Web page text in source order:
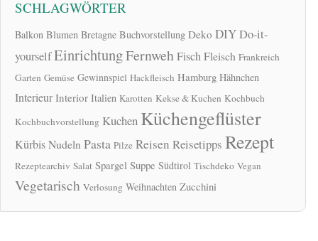
SCHLAGWÖRTER
Balkon Blumen Bretagne Buchvorstellung Deko DIYDo-it-
yourselfEinrichtungFernwehFischFleisch Frankreich
Garten Gemüse Gewinnspiel Hackfleisch Hamburg Hähnchen
Interieur Interior Italien Karotten Kekse & Kuchen Kochbuch
Kochbuchvorstellung Kuchen Küchengeflüster
KürbisNudelnPasta Pilze Reisen Reisetipps Rezept
Rezeptearchiv Salat Spargel Suppe Südtirol Tischdeko Vegan
Vegetarisch Verlosung Weihnachten Zucchini